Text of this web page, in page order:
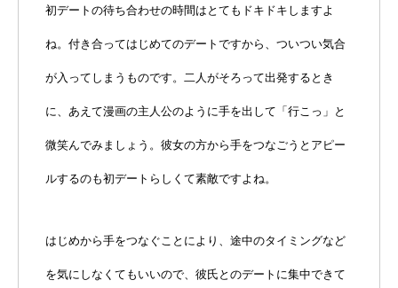
初デートの待ち合わせの時間はとてもドキドキしますよ
ね。付き合ってはじめてのデートですから、ついつい気合
が入ってしまうものです。二人がそろって出発するとき
に、あえて漫画の主人公のように手を出して「行こっ」と
微笑んでみましょう。彼女の方から手をつなごうとアピー
ルするのも初デートらしくて素敵ですよね。
はじめから手をつなぐことにより、途中のタイミングなど
を気にしなくてもいいので、彼氏とのデートに集中できて